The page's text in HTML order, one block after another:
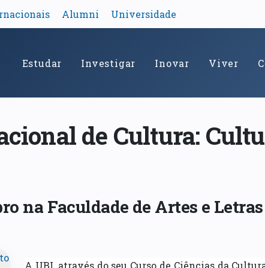
Alumni Universidade
Estudar Investigar Inovar Viver
de Cultura:
na Faculdade de Artes e Letras